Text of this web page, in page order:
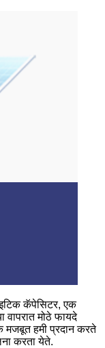
कॅपेसिटर, एक
वापरात मोठे फायदे
मजबूत हमी प्रदान करते
करता येते.